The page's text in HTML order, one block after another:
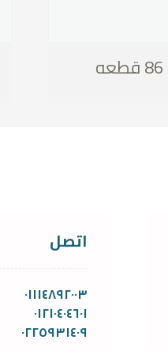
اتصل
٠١١١٤٨٩٢٠٠٣
٠١٢١٠٤٠٤٦٠١
٠٢٢٥٩٣١٤٠٩